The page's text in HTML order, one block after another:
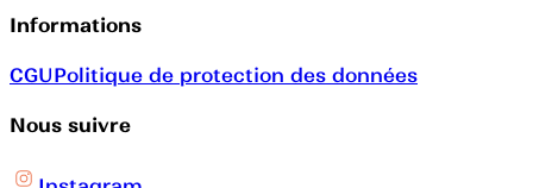
Informations
CGUPolitique de protection des données
Nous suivre